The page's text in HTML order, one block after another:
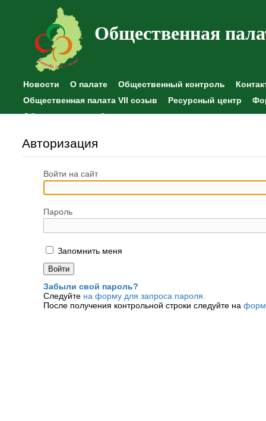
Общественная
Новости О палате Общественный контроль
Общественная палата VII созыв
Ресурсный центр
Общественные наблюдения
Авторизация
Войти на сайт
Пароль
Запомнить меня
Забыли свой пароль?
Следуйте на форму для запроса пароля.
После получения контрольной строки следуйте на